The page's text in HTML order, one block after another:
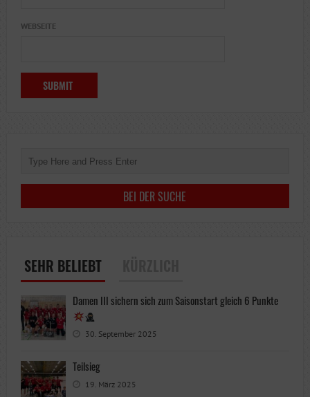
WEBSEITE
SEHR BELIEBT
Damen III sichern sich zum Saisonstart gleich 6 Punkte
30. September 2025
Teilsieg
19. März 2025